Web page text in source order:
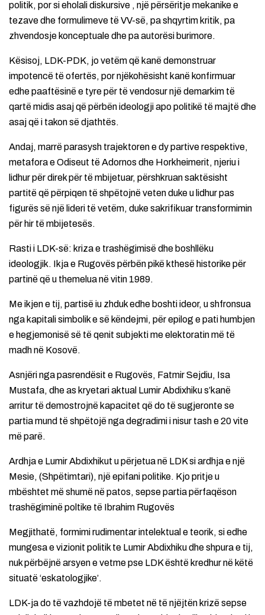
politik, por si eholali diskursive , një përsëritje mekanike e
tezave dhe formulimeve të VV-së, pa shqyrtim kritik, pa
zhvendosje konceptuale dhe pa autorësi burimore.
Kësisoj, LDK-PDK, jo vetëm që kanë demonstruar
impotencë të ofertës, por njëkohësisht kanë konfirmuar
edhe paaftësinë e tyre për të vendosur një demarkim të
qartë midis asaj që përbën ideologji apo politikë të majtë dhe
asaj që i takon së djathtës.
Andaj, marrë parasysh trajektoren e dy partive respektive,
metafora e Odiseut të Adornos dhe Horkheimerit, njeriu i
lidhur për direk për të mbijetuar, përshkruan saktësisht
partitë që përpiqen të shpëtojnë veten duke u lidhur pas
figurës së një lideri të vetëm, duke sakrifikuar transformimin
për hir të mbijetesës.
Rasti i LDK-së: kriza e trashëgimisë dhe boshllëku
ideologjik. Ikja e Rugovës përbën pikë kthesë historike për
partinë që u themelua në vitin 1989.
Me ikjen e tij, partisë iu zhduk edhe boshti ideor, u shfronsua
nga kapitali simbolik e së këndejmi, për epilog e pati humbjen
e hegjemonisë së të qenit subjekti me elektoratin më të
madh në Kosovë.
Asnjëri nga pasrendësit e Rugovës, Fatmir Sejdiu, Isa
Mustafa, dhe as kryetari aktual Lumir Abdixhiku s’kanë
arritur të demostrojnë kapacitet që do të sugjeronte se
partia mund të shpëtojë nga degradimi i nisur tash e 20 vite
më parë.
Ardhja e Lumir Abdixhikut u përjetua në LDK si ardhja e një
Mesie, (Shpëtimtari), një epifani politike. Kjo pritje u
mbështet më shumë në patos, sepse partia përfaqëson
trashëgiminë poltike të Ibrahim Rugovës
Megjithatë, formimi rudimentar intelektual e teorik, si edhe
mungesa e vizionit politik te Lumir Abdixhiku dhe shpura e tij,
nuk përbëjnë arsyen e vetme pse LDK është kredhur në këtë
situatë ‘eskatologjike’.
LDK-ja do të vazhdojë të mbetet në të njëjtën krizë sepse